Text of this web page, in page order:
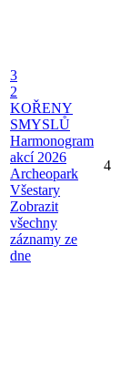
3
2
KOŘENY
SMYSLŮ
Harmonogram
akcí 2026
Archeopark
Všestary
Zobrazit
všechny
záznamy ze
dne
4